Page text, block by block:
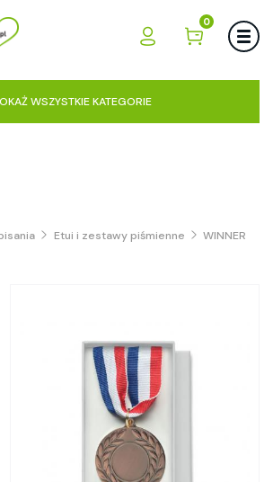
0
WSZYSTKIE KATEGORIE
Etui i zestawy piśmienne WINNER